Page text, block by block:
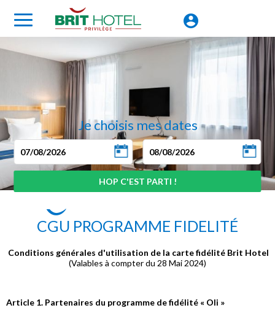
Je choisis mes dates
CGU PROGRAMME FIDELITÉ
Conditions générales d'utilisation de la carte fidélité Brit Hotel
(Valables à compter du 28 Mai 2024)
Article 1. Partenaires du programme de fidélité « Oli »